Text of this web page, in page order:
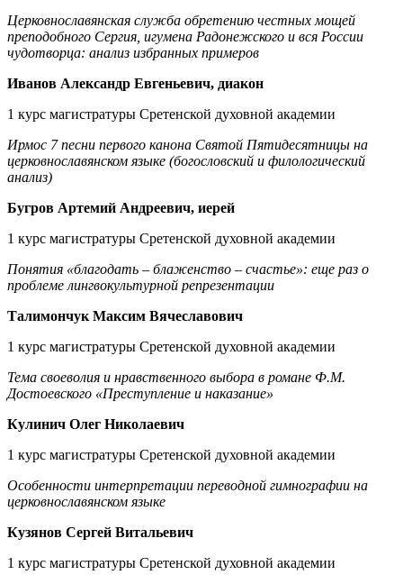
Церковнославянская служба обретению честных мощей
преподобного Сергия, игумена Радонежского и вся России
чудотворца: анализ избранных примеров
Иванов Александр Евгеньевич, диакон
1 курс магистратуры Сретенской духовной академии
Ирмос 7 песни первого канона Святой Пятидесятницы на
церковнославянском языке (богословский и филологический
анализ)
Бугров Артемий Андреевич, иерей
1 курс магистратуры Сретенской духовной академии
Понятия «благодать – блаженство – счастье»: еще раз о
проблеме лингвокультурной репрезентации
Талимончук Максим Вячеславович
1 курс магистратуры Сретенской духовной академии
Тема своеволия и нравственного выбора в романе Ф.М.
Достоевского «Преступление и наказание»
Кулинич Олег Николаевич
1 курс магистратуры Сретенской духовной академии
Особенности интерпретации переводной гимнографии на
церковнославянском языке
Кузянов Сергей Витальевич
1 курс магистратуры Сретенской духовной академии